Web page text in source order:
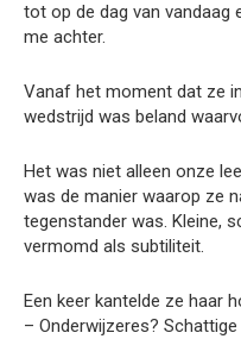
tot op de dag van vandaag
me achter.
Vanaf het moment dat ze
wedstrijd was beland
Het was niet alleen onze
was de manier waarop ze
tegenstander was. Kleine,
vermomd als subtiliteit.
Een keer kantelde ze haar
– Onderwijzeres?